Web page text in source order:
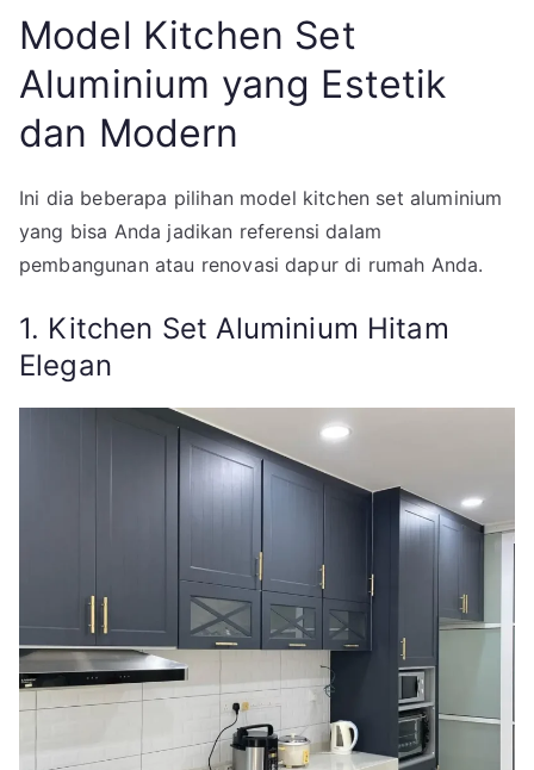
Model Kitchen Set
Aluminium yang Estetik
dan Modern
Ini dia beberapa pilihan model kitchen set aluminium
yang bisa Anda jadikan referensi dalam
pembangunan atau renovasi dapur di rumah Anda.
1. Kitchen Set Aluminium Hitam
Elegan